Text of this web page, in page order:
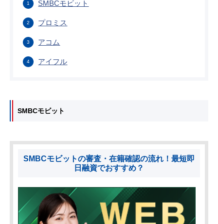
SMBCモビット
プロミス
アコム
アイフル
SMBCモビット
SMBCモビットの審査・在籍確認の流れ！最短即
日融資でおすすめ？